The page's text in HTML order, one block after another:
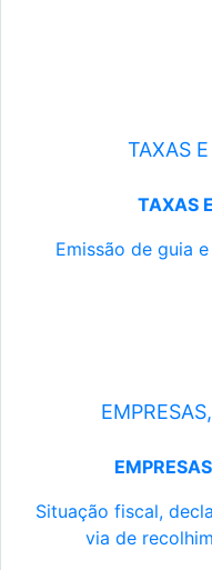
TAXAS
TAXAS
Emissão de guia
Situação fiscal,
via de